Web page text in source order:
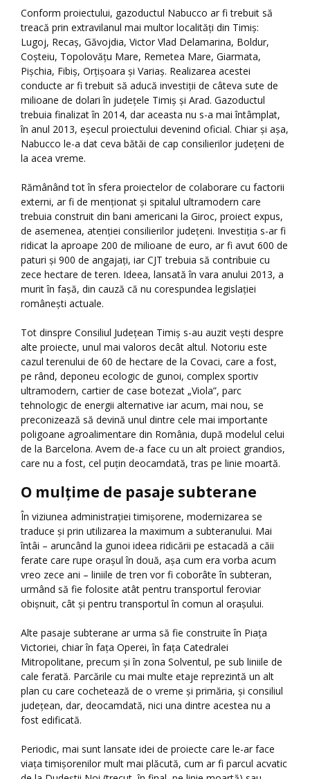
Conform proiectului, gazoductul Nabucco ar fi trebuit să
treacă prin extravilanul mai multor localități din Timiș:
Lugoj, Recaș, Găvojdia, Victor Vlad Delamarina, Boldur,
Coșteiu, Topolovățu Mare, Remetea Mare, Giarmata,
Pișchia, Fibiș, Orțișoara și Variaș. Realizarea acestei
conducte ar fi trebuit să aducă investiții de câteva sute de
milioane de dolari în județele Timiș și Arad. Gazoductul
trebuia finalizat în 2014, dar aceasta nu s-a mai întâmplat,
în anul 2013, eșecul proiectului devenind oficial. Chiar și așa,
Nabucco le-a dat ceva bătăi de cap consilierilor județeni de
la acea vreme.
Rămânând tot în sfera proiectelor de colaborare cu factorii
externi, ar fi de menționat și spitalul ultramodern care
trebuia construit din bani americani la Giroc, proiect expus,
de asemenea, atenției consilierilor județeni. Investiția s-ar fi
ridicat la aproape 200 de milioane de euro, ar fi avut 600 de
paturi și 900 de angajați, iar CJT trebuia să contribuie cu
zece hectare de teren. Ideea, lansată în vara anului 2013, a
murit în fașă, din cauză că nu corespundea legislației
românești actuale.
Tot dinspre Consiliul Județean Timiș s-au auzit vești despre
alte proiecte, unul mai valoros decât altul. Notoriu este
cazul terenului de 60 de hectare de la Covaci, care a fost,
pe rând, deponeu ecologic de gunoi, complex sportiv
ultramodern, cartier de case botezat „Viola”, parc
tehnologic de energii alternative iar acum, mai nou, se
preconizează să devină unul dintre cele mai importante
poligoane agroalimentare din România, după modelul celui
de la Barcelona. Avem de-a face cu un alt proiect grandios,
care nu a fost, cel puțin deocamdată, tras pe linie moartă.
O mulțime de pasaje subterane
În viziunea administrației timișorene, modernizarea se
traduce și prin utilizarea la maximum a subteranului. Mai
întâi – aruncând la gunoi ideea ridicării pe estacadă a căii
ferate care rupe orașul în două, așa cum era vorba acum
vreo zece ani – liniile de tren vor fi coborâte în subteran,
urmând să fie folosite atât pentru transportul feroviar
obișnuit, cât și pentru transportul în comun al orașului.
Alte pasaje subterane ar urma să fie construite în Piața
Victoriei, chiar în fața Operei, în fața Catedralei
Mitropolitane, precum și în zona Solventul, pe sub liniile de
cale ferată. Parcările cu mai multe etaje reprezintă un alt
plan cu care cochetează de o vreme și primăria, și consiliul
județean, dar, deocamdată, nici una dintre acestea nu a
fost edificată.
Periodic, mai sunt lansate idei de proiecte care le-ar face
viața timișorenilor mult mai plăcută, cum ar fi parcul acvatic